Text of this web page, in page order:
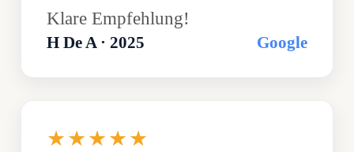
Klare Empfehlung!
H De A · 2025 Google
★★★★★